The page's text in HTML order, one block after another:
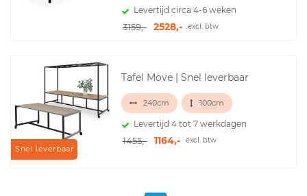
Levertijd circa 4-6 weken
3159,- 2528,- excl. btw
Snel leverbaar
Tafel Move | Snel leverbaar
240cm 100cm
Levertijd 4 tot 7 werkdagen
1455,- 1164,- excl. btw